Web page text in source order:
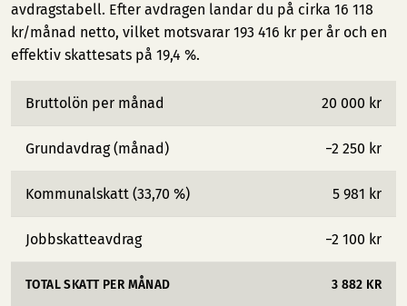
avdragstabell. Efter avdragen landar du på cirka 16 118
kr/månad netto, vilket motsvarar 193 416 kr per år och en
effektiv skattesats på 19,4 %.
Bruttolön per månad 20 000 kr
Grundavdrag (månad) −2 250 kr
Kommunalskatt (33,70 %) 5 981 kr
Jobbskatteavdrag −2 100 kr
TOTAL SKATT PER MÅNAD 3 882 KR